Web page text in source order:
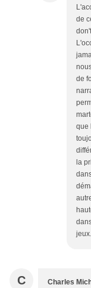
de
de
que
la
jeux.
C Charles